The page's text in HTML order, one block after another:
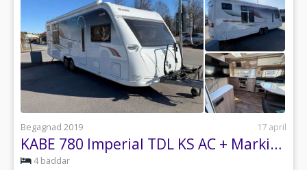
Begagnad 2019 17 april
KABE 780 Imperial TDL KS AC + Markis + Förbränningstoalett
4 bäddar